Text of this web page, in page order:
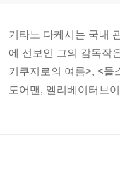
기타노 다케시는 국내
에 선보인 그의 감독작
키쿠지로의 여름>, <돌
도어맨, 엘리베이터보